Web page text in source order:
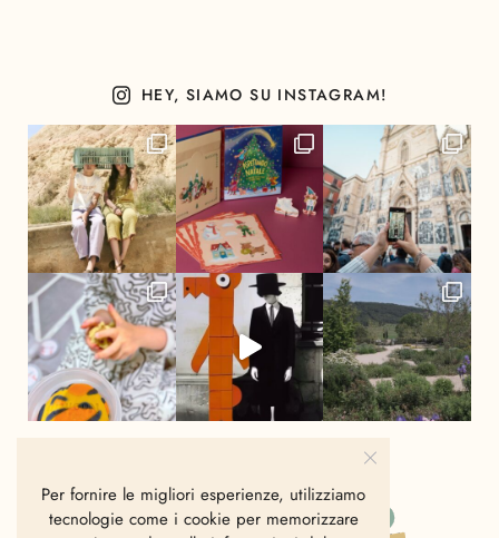
HEY, SIAMO SU INSTAGRAM!
Per fornire le migliori esperienze, utilizziamo
tecnologie come i cookie per memorizzare